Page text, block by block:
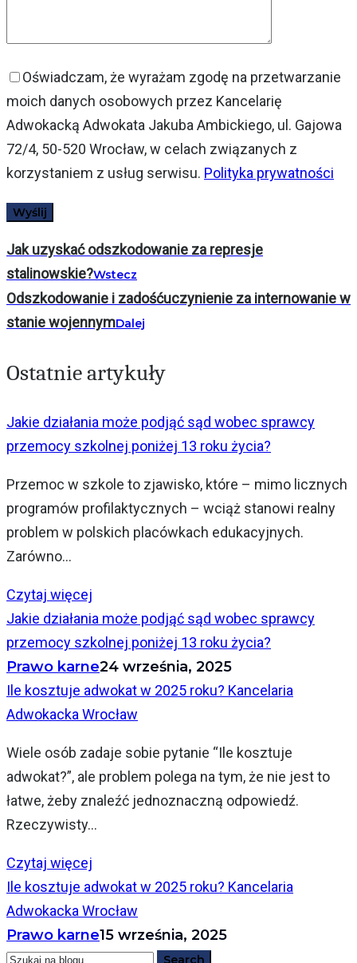
Oświadczam, że wyrażam zgodę na przetwarzanie
moich danych osobowych przez Kancelarię
Adwokacką Adwokata Jakuba Ambickiego, ul. Gajowa
72/4, 50-520 Wrocław, w celach związanych z
korzystaniem z usług serwisu. Polityka prywatności
Jak uzyskać odszkodowanie za represje
stalinowskie?Wstecz
Odszkodowanie i zadośćuczynienie za internowanie w
stanie wojennymDalej
Ostatnie artykuły
Jakie działania może podjąć sąd wobec sprawcy
przemocy szkolnej poniżej 13 roku życia?
Przemoc w szkole to zjawisko, które – mimo licznych
programów profilaktycznych – wciąż stanowi realny
problem w polskich placówkach edukacyjnych.
Zarówno...
Czytaj więcej
Jakie działania może podjąć sąd wobec sprawcy
przemocy szkolnej poniżej 13 roku życia?
Prawo karne24 września, 2025
Ile kosztuje adwokat w 2025 roku? Kancelaria
Adwokacka Wrocław
Wiele osób zadaje sobie pytanie “Ile kosztuje
adwokat?”, ale problem polega na tym, że nie jest to
łatwe, żeby znaleźć jednoznaczną odpowiedź.
Rzeczywisty...
Czytaj więcej
Ile kosztuje adwokat w 2025 roku? Kancelaria
Adwokacka Wrocław
Prawo karne15 września, 2025